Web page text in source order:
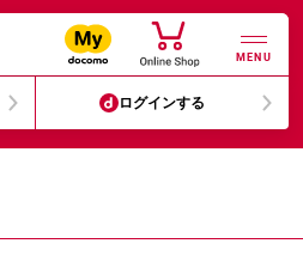
MENU
ログインする